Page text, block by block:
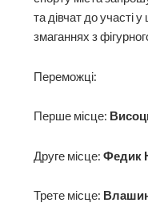
та дівчат до участі
змаганнях з
Переможці:
Перше місце:
Друге місце:Федик
Трете місце: